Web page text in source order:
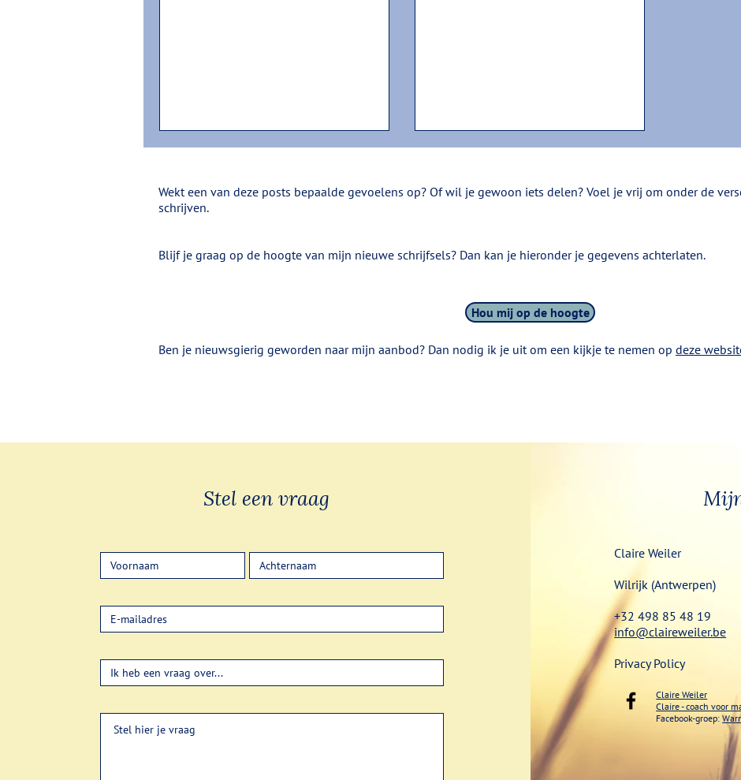
Wekt een van deze posts bepaalde gevoelens op? Of wil je gewoon iets delen? Voel je vrij om onder de
schrijven.
Blijf je graag op de hoogte van mijn nieuwe schrijfsels? Dan kan je hieronder je gegevens achterlaten.
Ben je nieuwsgierig geworden naar mijn aanbod? Dan nodig ik je uit om een kijkje te nemen op deze
Hou mij op de hoogte
Stel een vraag
Claire Weiler
Wilrijk (Antwerpen)
+32 498 85 48 19
info@claireweiler.be
Privacy Policy
Claire Weiler
Claire - coach voor
Facebook-groep: